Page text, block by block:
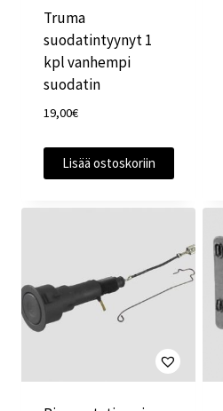
Truma
suodatintyynyt 1
kpl vanhempi
suodatin
19,00€
Lisää ostoskoriin